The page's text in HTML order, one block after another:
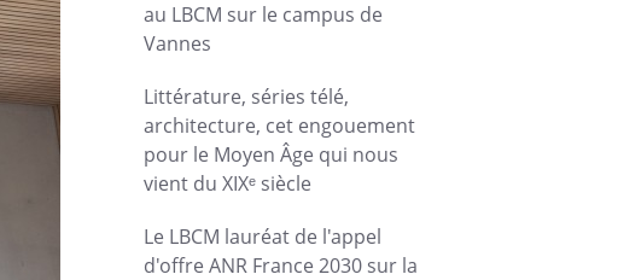
au LBCM sur le campus de
Vannes
Littérature, séries télé,
architecture, cet engouement
pour le Moyen Âge qui nous
vient du XIXᵉ siècle
Le LBCM lauréat de l'appel
d'offre ANR France 2030 sur la